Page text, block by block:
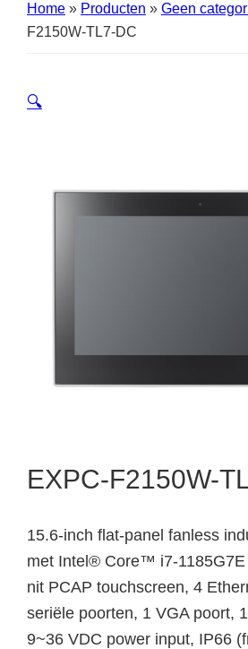
Home » Producten » Geen
F2150W-TL7-DC
🔍
EXPC-F2150W-
15.6-inch flat-panel fanless
met Intel® Core™ i7-1185G7E
nit PCAP touchscreen, 4
seriële poorten, 1 VGA poort,
9~36 VDC power input, IP66